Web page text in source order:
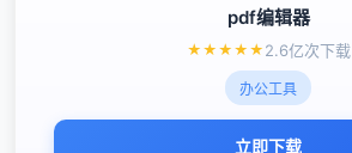
pdf编辑器
★ ★ ★ ★ ★ 2.6亿次下载
办公工具
立即下载